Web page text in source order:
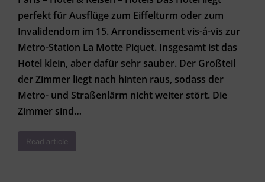
perfekt für Ausflüge zum Eiffelturm oder zum
Invalidendom im 15. Arrondissement vis-á-vis zur
Metro-Station La Motte Piquet. Insgesamt ist das
Hotel klein, aber dafür sehr sauber. Der Großteil
der Zimmer liegt nach hinten raus, sodass der
Metro- und Straßenlärm nicht weiter stört. Die
Zimmer sind…
Read article